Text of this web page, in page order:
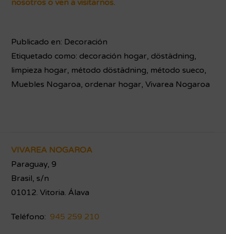
nosotros o ven a visitarnos.
Publicado en: Decoración
Etiquetado como: decoración hogar, döstädning,
limpieza hogar, método döstädning, método sueco,
Muebles Nogaroa, ordenar hogar,Vivarea Nogaroa
Footer
VIVAREA NOGAROA
Paraguay, 9
Brasil, s/n
01012. Vitoria. Álava
Teléfono: 945 259 210